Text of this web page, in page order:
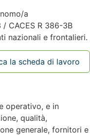
a
/ CACES R 386-3B
nazionali e frontalieri.
la scheda di lavoro
operativo, e in
qualità,
generale, fornitori e